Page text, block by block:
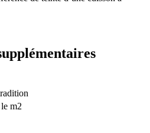
m2